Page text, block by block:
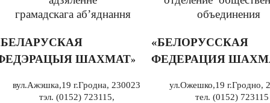
грамадскага аб’яднання
БЕЛАРУСКАЯ
ШАХМАТ»
вул.Ажэшка,19 г.Гродна, 230023
тэл. (0152) 723115,
объединения
«БЕЛОРУССКАЯ
ФЕДЕРАЦИЯ
ул.Ожешко,19 г.Гродно,
тел. (0152) 723115